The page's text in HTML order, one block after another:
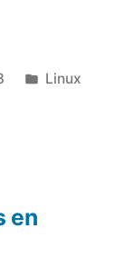
Publicado
Linux
en